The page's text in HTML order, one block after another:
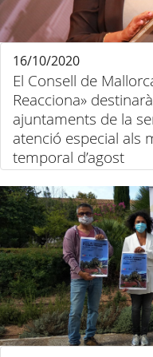
El Consell de
Reacciona»
ajuntaments de la
atenció especial als
temporal d’agost
16/10/2020